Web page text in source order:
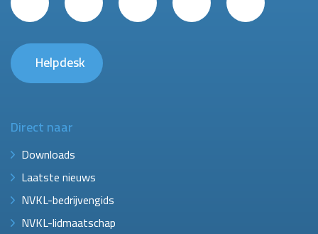
Helpdesk
Direct naar
Downloads
Laatste nieuws
NVKL-bedrijvengids
NVKL-lidmaatschap